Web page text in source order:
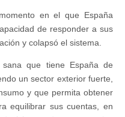
en el que España
de responder a sus
y colapsó el sistema.
que tiene España de
un sector exterior fuerte,
y que permita obtener
equilibrar sus cuentas, en